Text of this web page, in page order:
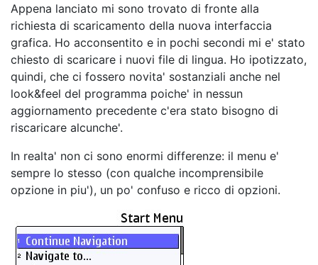
Appena lanciato mi sono trovato di fronte alla
richiesta di scaricamento della nuova interfaccia
grafica. Ho acconsentito e in pochi secondi mi e' stato
chiesto di scaricare i nuovi file di lingua. Ho ipotizzato,
quindi, che ci fossero novita' sostanziali anche nel
look&feel del programma poiche' in nessun
aggiornamento precedente c'era stato bisogno di
riscaricare alcunche'.
In realta' non ci sono enormi differenze: il menu e'
sempre lo stesso (con qualche incomprensibile
opzione in piu'), un po' confuso e ricco di opzioni.